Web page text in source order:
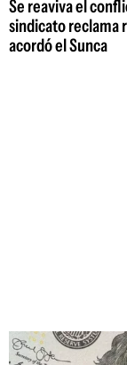
Se reaviva el
sindicato reclama
acordó el Sunca